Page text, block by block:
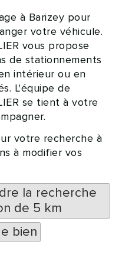
à Barizey pour
votre véhicule.
vous propose
de stationnements
intérieur ou en
L'équipe de
se tient à votre
votre recherche à
à modifier vos
la recherche
de 5 km
bien